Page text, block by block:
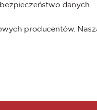
danych.
producentów.